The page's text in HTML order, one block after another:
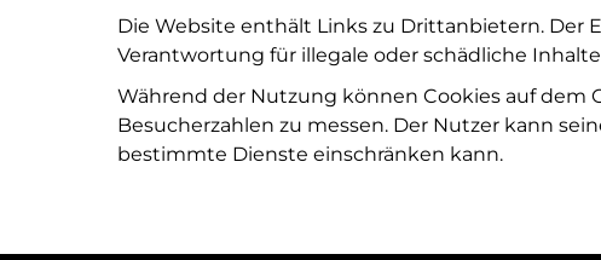
Die Website enthält Links zu Drittanbietern.
Verantwortung für illegale oder schädliche
Während der Nutzung können Cookies auf dem
Besucherzahlen zu messen. Der Nutzer kann
bestimmte Dienste einschränken kann.